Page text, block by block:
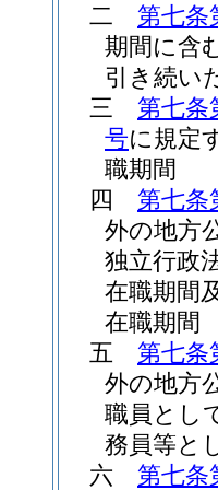
二
第七条
期間に含
引き続い
三
第七条
号に規定
職期間
四
第七条
外の地方
独立行政
在職期間
在職期間
五
第七条
外の地方
職員とし
務員等と
六
第七条